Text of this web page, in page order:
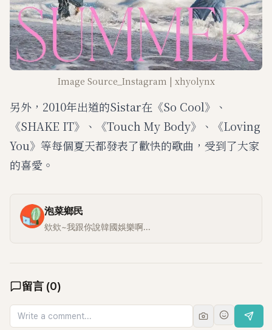
Image Source_Instagram | xhyolynx
另外，2010年出道的Sistar在《So Cool》、
《SHAKE IT》、《Touch My Body》、《Loving
You》等每個夏天都發表了歡快的歌曲，受到了大家
的喜愛。
泡菜鄉民
欸欸~我跟你說韓國娛樂啊...
留言 (0)